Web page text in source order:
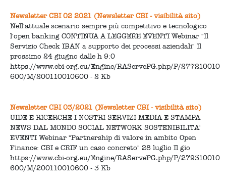
Newsletter CBI 02 2021 (Newsletter CBI - visibilità sito)
Nell'attuale scenario sempre più competitivo e tecnologico
l'open banking CONTINUA A LEGGERE EVENTI Webinar "Il
Servizio Check IBAN a supporto dei processi aziendali" Il
prossimo 24 giugno dalle h 9:0
https://www.cbi-org.eu/Engine/RAServePG.php/P/277210010
600/M/200110010600 - 2 Kb
Newsletter CBI 03/2021 (Newsletter CBI - visibilità sito)
UIDE E RICERCHE I NOSTRI SERVIZI MEDIA E STAMPA
NEWS DAL MONDO SOCIAL NETWORK SOSTENIBILITA'
EVENTI Webinar "Partnership di valore in ambito Open
Finance: CBI e CRIF un caso concreto" 28 luglio Il gio
https://www.cbi-org.eu/Engine/RAServePG.php/P/279310010
600/M/200110010600 - 3 Kb